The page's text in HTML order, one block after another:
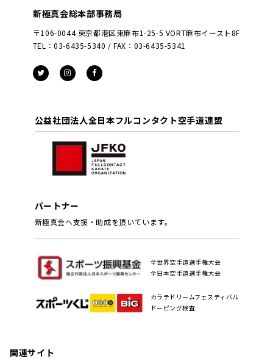
新極真会総本部事務局
〒106-0044 東京都港区東麻布1-25-5 VORT麻布イースト8F
TEL：03-6435-5340 / FAX：03-6435-5341
公益社団法人全日本フルコンタクト空手道連盟
パートナー
新極真会へ支援・助成を頂いています。
全世界空手道選手権大会
全日本空手道選手権大会
カラテドリームフェスティバル
ドーピング検査
関連サイト